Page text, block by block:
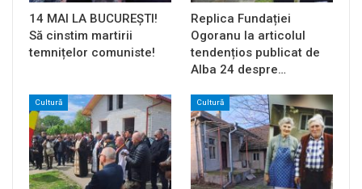
14 MAI LA BUCUREȘTI!
Să cinstim martirii
temnițelor comuniste!
Replica Fundației
Ogoranu la articolul
tendențios publicat de
Alba 24 despre…
Cultură Cultură